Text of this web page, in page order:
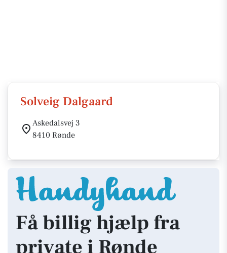
Solveig Dalgaard
Askedalsvej 3
8410 Rønde
Få billig hjælp fra
private i Rønde